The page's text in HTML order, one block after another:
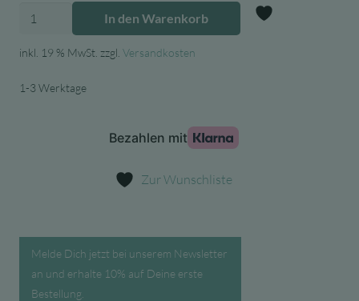
Maileg
Zuckerstange
Metall
In den Warenkorb
inkl. 19 % MwSt. zzgl. Versandkosten
1-3 Werktage
Zur Wunschliste
Melde Dich jetzt bei unserem Newsletter
an und erhalte 10% auf Deine erste
Bestellung.